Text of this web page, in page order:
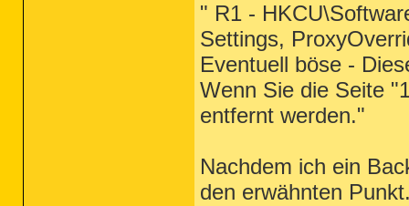
" R1 -
Settings,
Eventuell böse -
Wenn Sie die Seite
entfernt werden."
Nachdem ich ein
den erwähnten